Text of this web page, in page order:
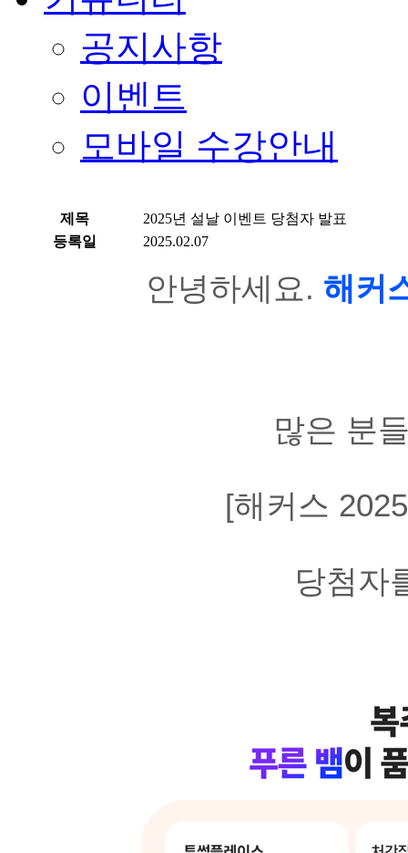
공지사항
이벤트
모바일 수강안내
제목
2025년 설날 이벤트 당첨자 발표
등록일
2025.02.07
안녕하세요. 해커
많은 분
[해커스
당첨자